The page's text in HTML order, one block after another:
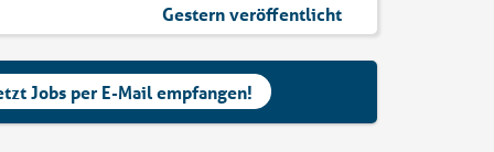
Gestern veröffentlicht
Jobs per E-Mail empfangen!